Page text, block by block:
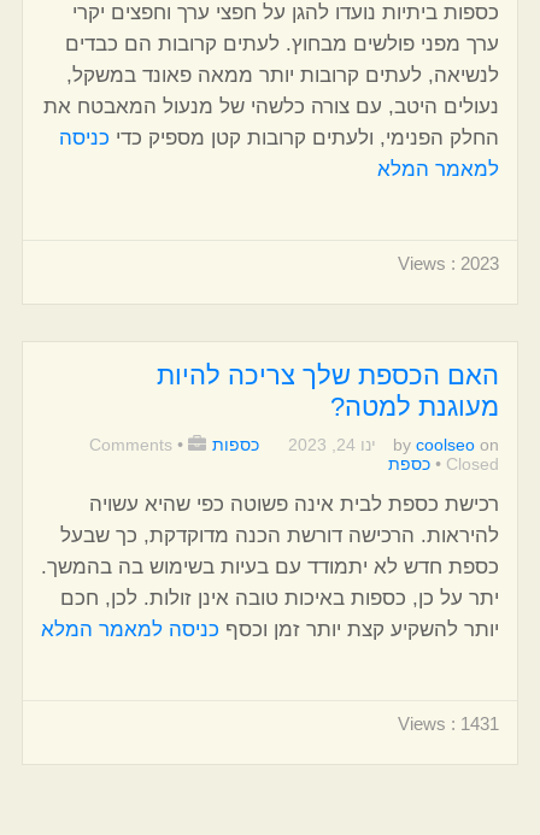
כספות ביתיות נועדו להגן על חפצי ערך וחפצים יקרי
ערך מפני פולשים מבחוץ. לעתים קרובות הם כבדים
לנשיאה, לעתים קרובות יותר ממאה פאונד במשקל,
נעולים היטב, עם צורה כלשהי של מנעול המאבטח את
החלק הפנימי, ולעתים קרובות קטן מספיק כדי כניסה
למאמר המלא
Views : 2023
האם הכספת שלך צריכה להיות
מעוגנת למטה?
bycoolseo on ינו 24, 2023 כספות •
Comments
Closed
• כספת
רכישת כספת לבית אינה פשוטה כפי שהיא עשויה
להיראות. הרכישה דורשת הכנה מדוקדקת, כך שבעל
כספת חדש לא יתמודד עם בעיות בשימוש בה בהמשך.
יתר על כן, כספות באיכות טובה אינן זולות. לכן, חכם
יותר להשקיע קצת יותר זמן וכסף כניסה למאמר המלא
Views : 1431